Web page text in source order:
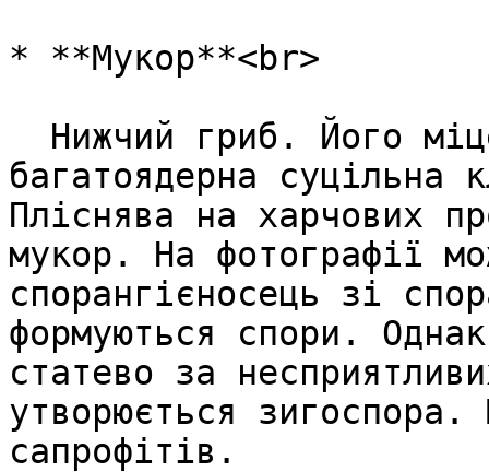
* **Мукор**<br>
багатоядерна суцільна
Пліснява на харчових
мукор. На фотографії
спорангієносець зі
формуються спори.
статево за
утворюється
сапрофітів.